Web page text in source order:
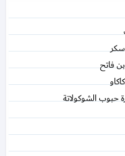
حبوب الشوكولاتة